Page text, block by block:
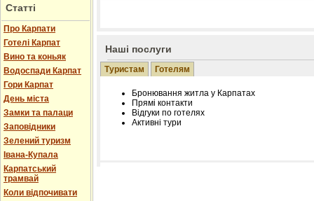
Статті
Про Карпати
Готелі Карпат
Вино та коньяк
Водоспади Карпат
Гори Карпат
День міста
Замки та палаци
Заповідники
Зелений туризм
Івана-Купала
Карпатський
трамвай
Коли відпочивати
Наші послуги
Туристам Готелям
Бронювання житла у Карпатах
Прямі контакти
Відгуки по готелях
Активні тури